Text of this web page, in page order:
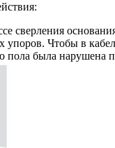
сверления
Чтобы в
пола была